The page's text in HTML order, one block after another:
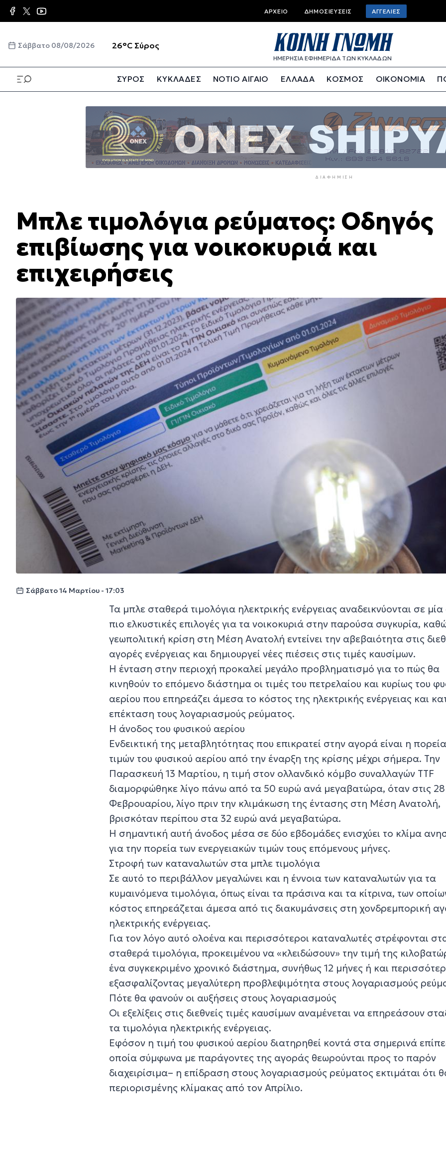
Παράκαμψη
προς
κυρίως
Top
bar
menu
ΑΡΧΕΊΟ ΔΗΜΟΣΙΕΎΣΕΙΣ ΑΓΓΕΛΊΕΣ
Σάββατο 08/08/2026 26°C Σύρος
ΗΜΕΡΗΣΙΑ ΕΦΗΜΕΡΙΔΑ ΤΩΝ ΚΥΚΛΑΔΩΝ
ΣΥΡΟΣ ΚΥΚΛΑΔΕΣ ΝΟΤΙΟ ΑΙΓΑΙΟ ΕΛΛΑΔΑ ΚΟΣΜΟΣ ΟΙΚΟΝΟΜΙΑ
ΔΙΑΦΉΜΙΣΗ
Μπλε τιμολόγια ρεύματος: Οδηγός
επιβίωσης για νοικοκυριά και
επιχειρήσεις
Σάββατο 14 Μαρτίου - 17:03
Τα μπλε σταθερά τιμολόγια ηλεκτρικής ενέργειας αναδεικνύονται σε μία
πιο ελκυστικές επιλογές για τα νοικοκυριά στην παρούσα συγκυρία,
γεωπολιτική κρίση στη Μέση Ανατολή εντείνει την αβεβαιότητα στις
αγορές ενέργειας και δημιουργεί νέες πιέσεις στις τιμές καυσίμων.
Η ένταση στην περιοχή προκαλεί μεγάλο προβληματισμό για το πώς θα
κινηθούν το επόμενο διάστημα οι τιμές του πετρελαίου και κυρίως του
αερίου που επηρεάζει άμεσα το κόστος της ηλεκτρικής ενέργειας και
επέκταση τους λογαριασμούς ρεύματος.
Η άνοδος του φυσικού αερίου
Ενδεικτική της μεταβλητότητας που επικρατεί στην αγορά είναι η
τιμών του φυσικού αερίου από την έναρξη της κρίσης μέχρι σήμερα. Την
Παρασκευή 13 Μαρτίου, η τιμή στον ολλανδικό κόμβο συναλλαγών TTF
διαμορφώθηκε λίγο πάνω από τα 50 ευρώ ανά μεγαβατώρα, όταν στις 28
Φεβρουαρίου, λίγο πριν την κλιμάκωση της έντασης στη Μέση Ανατολή,
βρισκόταν περίπου στα 32 ευρώ ανά μεγαβατώρα.
Η σημαντική αυτή άνοδος μέσα σε δύο εβδομάδες ενισχύει το κλίμα
για την πορεία των ενεργειακών τιμών τους επόμενους μήνες.
Στροφή των καταναλωτών στα μπλε τιμολόγια
Σε αυτό το περιβάλλον μεγαλώνει και η έννοια των καταναλωτών για τα
κυμαινόμενα τιμολόγια, όπως είναι τα πράσινα και τα κίτρινα, των
κόστος επηρεάζεται άμεσα από τις διακυμάνσεις στη χονδρεμπορική
ηλεκτρικής ενέργειας.
Για τον λόγο αυτό ολοένα και περισσότεροι καταναλωτές στρέφονται
σταθερά τιμολόγια, προκειμένου να «κλειδώσουν» την τιμή της
ένα συγκεκριμένο χρονικό διάστημα, συνήθως 12 μήνες ή και
εξασφαλίζοντας μεγαλύτερη προβλεψιμότητα στους λογαριασμούς
Πότε θα φανούν οι αυξήσεις στους λογαριασμούς
Οι εξελίξεις στις διεθνείς τιμές καυσίμων αναμένεται να επηρεάσουν
τα τιμολόγια ηλεκτρικής ενέργειας.
Εφόσον η τιμή του φυσικού αερίου διατηρηθεί κοντά στα σημερινά
οποία σύμφωνα με παράγοντες της αγοράς θεωρούνται προς το παρόν
διαχειρίσιμα– η επίδραση στους λογαριασμούς ρεύματος εκτιμάται ότι
περιορισμένης κλίμακας από τον Απρίλιο.